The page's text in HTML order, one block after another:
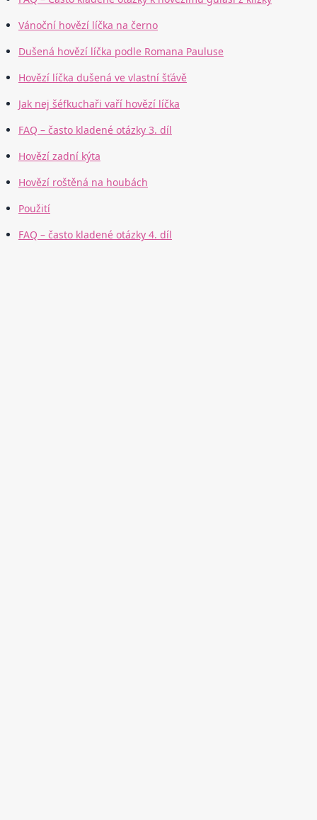
Vánoční hovězí líčka na černo
Dušená hovězí líčka podle Romana Pauluse
Hovězí líčka dušená ve vlastní šťávě
Jak nej šéfkuchaři vaří hovězí líčka
FAQ – často kladené otázky 3. díl
Hovězí zadní kýta
Hovězí roštěná na houbách
Použití
FAQ – často kladené otázky 4. díl